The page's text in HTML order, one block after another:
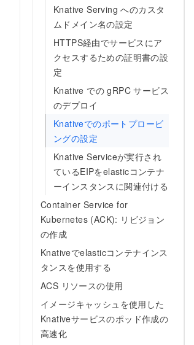
Knative Serving へのカスタ
ムドメイン名の設定
HTTPS経由でサービスにア
クセスするための証明書の設
定
Knative での gRPC サービス
のデプロイ
Knativeでのポートプロービ
ングの設定
Knative Serviceが実行され
ているEIPをelasticコンテナ
ーインスタンスに関連付ける
Container Service for
Kubernetes (ACK): リビジョン
の作成
Knativeでelasticコンテナインス
タンスを使用する
ACS リソースの使用
イメージキャッシュを使用した
Knativeサービスのポッド作成の
高速化